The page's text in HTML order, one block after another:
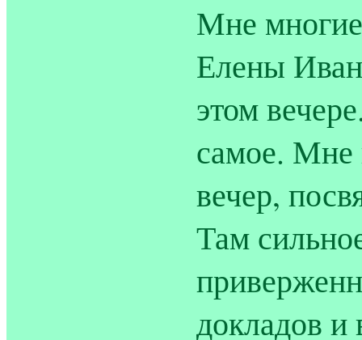
Мне многие
Елены
этом
самое.
вечер,
Там
докладов